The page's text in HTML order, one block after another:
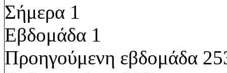
Σήμερα 1
Εβδομάδα 1
Προηγούμενη εβδομάδα